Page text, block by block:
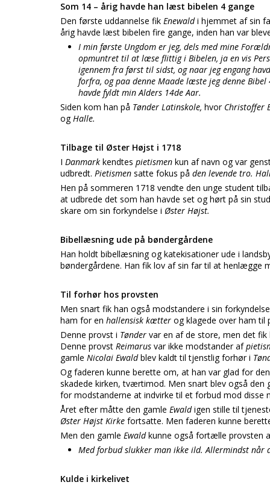
Som 14 – årig havde han læst bibelen 4 gange
Den første uddannelse fik Enewaldi hjemmet af sin
årig havde læst bibelen fire gange, inden han var
I min første Ungdom er jeg, dels med mine
opmuntret til at læse flittig i Bibelen, ja en vis
igennem fra først til sidst, og naar jeg engang
forfra, og paa denne Maade læste jeg denne Bibel
havde fyldt min Alders 14de Aar.
Siden kom han på Tønder Latinskole, hvor Christoffer
ogHalle.
Tilbage til Øster Højst i 1718
I Danmark kendtes pietismen kun af navn og var
udbredt. Pietismen satte fokus på den levende tro.
Hen på sommeren 1718 vendte den unge student
at udbrede det som han havde set og hørt på sin
skare om sin forkyndelse i Øster Højst.
Bibellæsning ude på bøndergårdene
Han holdt bibellæsning og katekisationer ude i
bøndergårdene. Han fik lov af sin far til at henlægge
Til forhør hos provsten
Men snart fik han også modstandere i sin
ham for en hallensisk kætter og klagede over ham til
Denne provst i Tønder var en af de store, men det
Denne provst Reimarus var ikke modstander af
gamle Nicolai Ewaldblev kaldt til tjenstlig forhør i
Og faderen kunne berette om, at han var glad for
skadede kirken, tværtimod. Men snart blev også den
for modstanderne at indvirke til et forbud mod disse
Året efter måtte den gamle Ewaldigen stille til
Øster Højst Kirke fortsatte. Men faderen kunne
Men den gamle Ewaldkunne også fortælle provsten
Med forbud slukker man ikke ild. Allermindst når
Kulde i kirkelivet